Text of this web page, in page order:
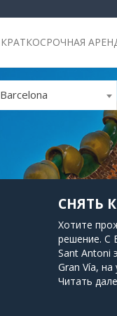
КРАТКОСРОЧНАЯ
Barcelona
СНЯТЬ
Хотите
решение. С
Sant Antoni
Gran Vía,
местом для
Читать